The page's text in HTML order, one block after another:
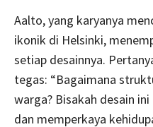
Aalto, yang karyanya
ikonik di Helsinki,
setiap desainnya.
tegas: “Bagaimana
warga? Bisakah desain
dan memperkaya